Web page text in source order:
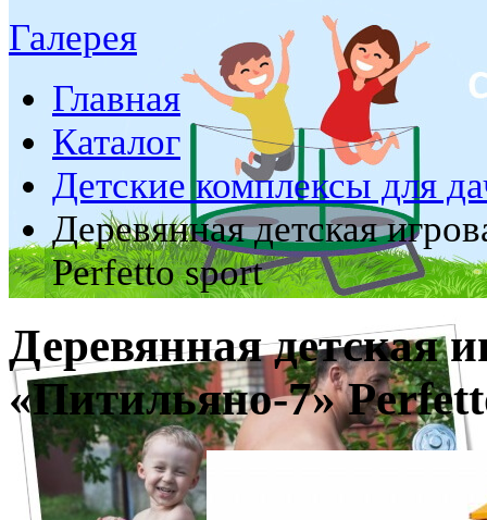
Галерея
Главная
Каталог
Детские комплексы для
Деревянная детская
Perfetto sport
Деревянная детская
«Питильяно-7»